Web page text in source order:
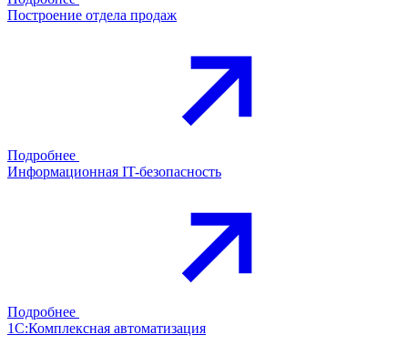
Построение отдела продаж
Подробнее
Информационная IT-безопасность
Подробнее
1С:Комплексная автоматизация